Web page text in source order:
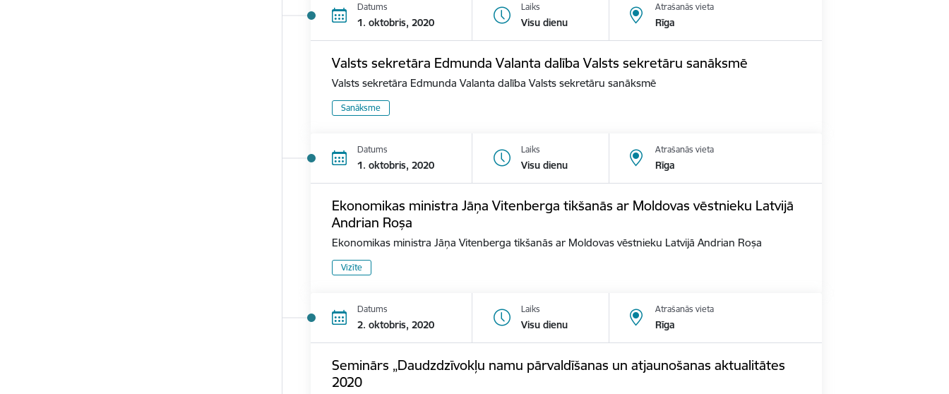
Datums
1. oktobris, 2020
Laiks
Visu dienu
Atrašanās vieta
Rīga
Valsts sekretāra Edmunda Valanta dalība Valsts sekretāru sanāksmē
Valsts sekretāra Edmunda Valanta dalība Valsts sekretāru sanāksmē
Sanāksme
Datums
1. oktobris, 2020
Laiks
Visu dienu
Atrašanās vieta
Rīga
Ekonomikas ministra Jāņa Vitenberga tikšanās ar Moldovas vēstnieku Latvijā
Andrian Roșa
Ekonomikas ministra Jāņa Vitenberga tikšanās ar Moldovas vēstnieku Latvijā Andrian Roșa
Vizīte
Datums
2. oktobris, 2020
Laiks
Visu dienu
Atrašanās vieta
Rīga
Seminārs „Daudzdzīvokļu namu pārvaldīšanas un atjaunošanas aktualitātes
2020